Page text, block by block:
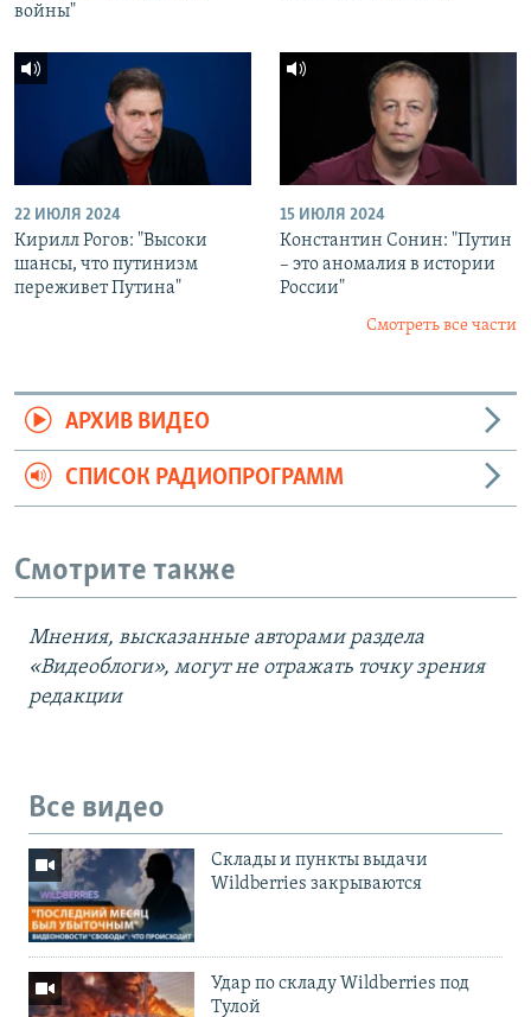
войны"
22 ИЮЛЯ 2024
Кирилл Рогов: "Высоки
шансы, что путинизм
переживет Путина"
15 ИЮЛЯ 2024
Константин Сонин: "Путин
– это аномалия в истории
России"
Смотреть все части
АРХИВ ВИДЕО
СПИСОК РАДИОПРОГРАММ
Смотрите также
Мнения, высказанные авторами раздела
«Видеоблоги», могут не отражать точку зрения
редакции
Все видео
Cклады и пункты выдачи
Wildberries закрываются
Удар по складу Wildberries под
Тулой